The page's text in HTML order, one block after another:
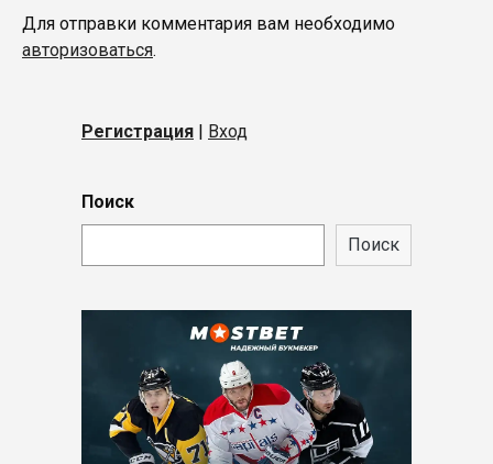
Для отправки комментария вам необходимо
авторизоваться.
Регистрация Вход
Поиск
Поиск